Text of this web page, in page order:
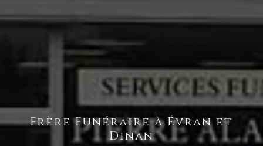
Frère Funéraire à Évran et
Dinan